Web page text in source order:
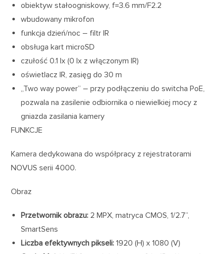
obiektyw stałoogniskowy, f=3.6 mm/F2.2
wbudowany mikrofon
funkcja dzień/noc – filtr IR
obsługa kart microSD
czułość 0.1 lx (0 lx z włączonym IR)
oświetlacz IR, zasięg do 30 m
„Two way power” – przy podłączeniu do switcha PoE,
pozwala na zasilenie odbiornika o niewielkiej mocy z
gniazda zasilania kamery
FUNKCJE
Kamera dedykowana do współpracy z rejestratorami
NOVUS serii 4000.
Obraz
Przetwornik obrazu: 2 MPX, matryca CMOS, 1/2.7”,
SmartSens
Liczba efektywnych pikseli: 1920 (H) x 1080 (V)